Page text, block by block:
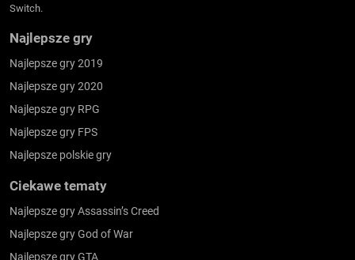
Switch.
Najlepsze gry
Najlepsze gry 2019
Najlepsze gry 2020
Najlepsze gry RPG
Najlepsze gry FPS
Najlepsze polskie gry
Ciekawe tematy
Najlepsze gry Assassin’s Creed
Najlepsze gry God of War
Najlepsze gry GTA